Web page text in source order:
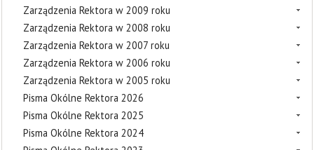
Zarządzenia Rektora w 2009 roku
Zarządzenia Rektora w 2008 roku
Zarządzenia Rektora w 2007 roku
Zarządzenia Rektora w 2006 roku
Zarządzenia Rektora w 2005 roku
Pisma Okólne Rektora 2026
Pisma Okólne Rektora 2025
Pisma Okólne Rektora 2024